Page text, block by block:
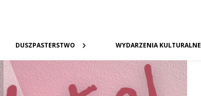
DUSZPASTERSTWO WYDARZENIA KULTURALNE